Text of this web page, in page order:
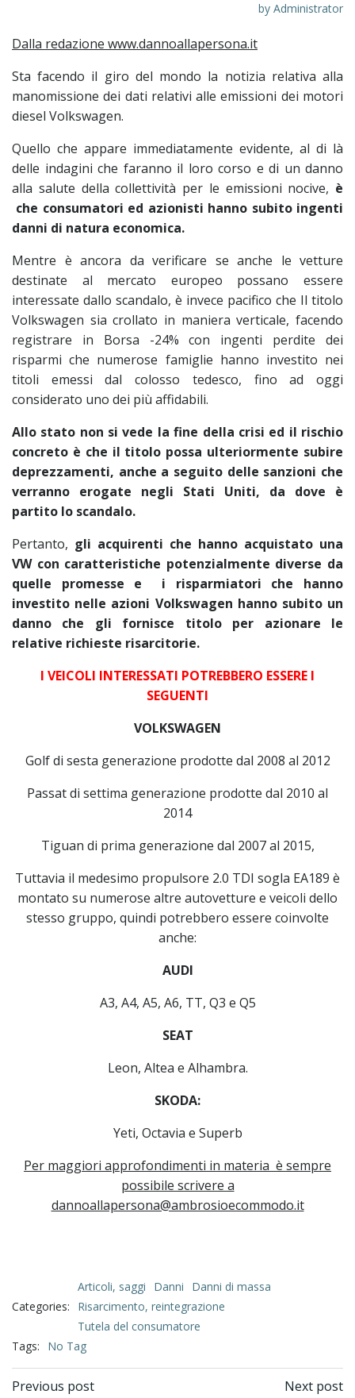
by Administrator
Dalla redazione www.dannoallapersona.it
Sta facendo il giro del mondo la notizia relativa alla
manomissione dei dati relativi alle emissioni dei motori
diesel Volkswagen.
Quello che appare immediatamente evidente, al di là
delle indagini che faranno il loro corso e di un danno
alla salute della collettività per le emissioni nocive, è
che consumatori ed azionisti hanno subito ingenti
danni di natura economica.
Mentre è ancora da verificare se anche le vetture
destinate al mercato europeo possano essere
interessate dallo scandalo, è invece pacifico che Il titolo
Volkswagen sia crollato in maniera verticale, facendo
registrare in Borsa -24% con ingenti perdite dei
risparmi che numerose famiglie hanno investito nei
titoli emessi dal colosso tedesco, fino ad oggi
considerato uno dei più affidabili.
Allo stato non si vede la fine della crisi ed il rischio
concreto è che il titolo possa ulteriormente subire
deprezzamenti, anche a seguito delle sanzioni che
verranno erogate negli Stati Uniti, da dove è
partito lo scandalo.
Pertanto, gli acquirenti che hanno acquistato una
VW con caratteristiche potenzialmente diverse da
quelle promesse e i risparmiatori che hanno
investito nelle azioni Volkswagen hanno subito un
danno che gli fornisce titolo per azionare le
relative richieste risarcitorie.
I VEICOLI INTERESSATI POTREBBERO ESSERE I
SEGUENTI
VOLKSWAGEN
Golf di sesta generazione prodotte dal 2008 al 2012
Passat di settima generazione prodotte dal 2010 al
2014
Tiguan di prima generazione dal 2007 al 2015,
Tuttavia il medesimo propulsore 2.0 TDI sogla EA189 è
montato su numerose altre autovetture e veicoli dello
stesso gruppo, quindi potrebbero essere coinvolte
anche:
AUDI
A3, A4, A5, A6, TT, Q3 e Q5
SEAT
Leon, Altea e Alhambra.
SKODA:
Yeti, Octavia e Superb
Per maggiori approfondimenti in materia è sempre
possibile scrivere a
dannoallapersona@ambrosioecommodo.it
Categories:
Articoli, saggi Danni
Danni di massa
Risarcimento, reintegrazione
Tutela del consumatore
Tags:
No Tag
Previous post Next post